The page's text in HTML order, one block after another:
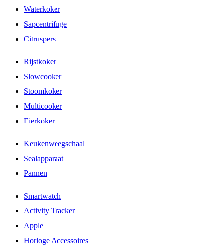
Waterkoker
Sapcentrifuge
Citruspers
Rijstkoker
Slowcooker
Stoomkoker
Multicooker
Eierkoker
Keukenweegschaal
Sealapparaat
Pannen
Smartwatch
Activity Tracker
Apple
Horloge Accessoires